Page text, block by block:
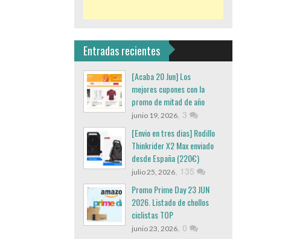
Entradas recientes
[Acaba 20 Jun] Los
mejores cupones con la
promo de mitad de año
junio 19, 2026, 3
[Envio en tres dias] Rodillo
Thinkrider X2 Max enviado
desde España (220€)
julio 25, 2026, 135
Promo Prime Day 23 JUN
2026. Listado de chollos
ciclistas TOP
junio 23, 2026, 0